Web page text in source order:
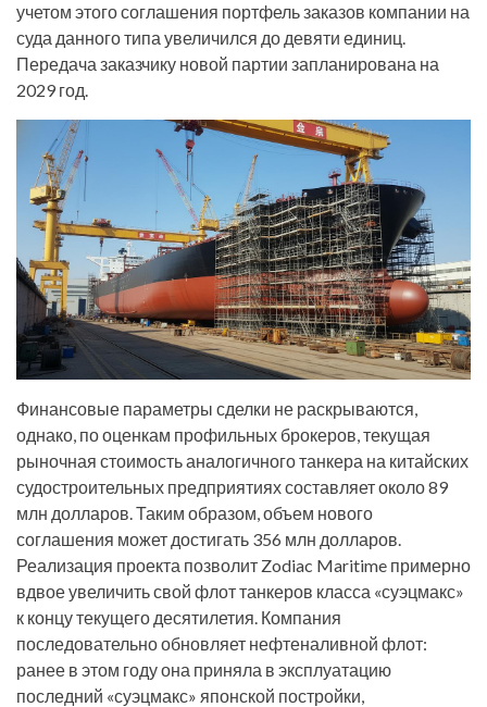
учетом этого соглашения портфель заказов компании на
суда данного типа увеличился до девяти единиц.
Передача заказчику новой партии запланирована на
2029 год.
Финансовые параметры сделки не раскрываются,
однако, по оценкам профильных брокеров, текущая
рыночная стоимость аналогичного танкера на китайских
судостроительных предприятиях составляет около 89
млн долларов. Таким образом, объем нового
соглашения может достигать 356 млн долларов.
Реализация проекта позволит Zodiac Maritime примерно
вдвое увеличить свой флот танкеров класса «суэцмакс»
к концу текущего десятилетия. Компания
последовательно обновляет нефтеналивной флот:
ранее в этом году она приняла в эксплуатацию
последний «суэцмакс» японской постройки,